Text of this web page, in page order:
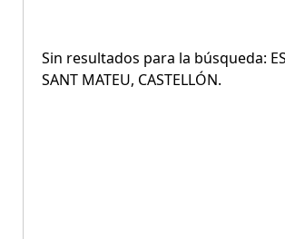
Sin resultados para la búsqueda:
SANT MATEU, CASTELLÓN.